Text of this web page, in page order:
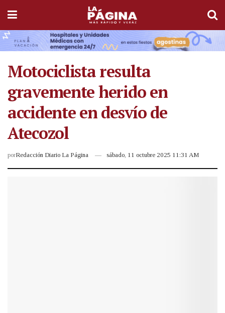
Motociclista resulta
gravemente herido en
accidente en desvío de
Atecozol
porRedacción Diario La Página sábado, 11 octubre 2025 11:31 AM